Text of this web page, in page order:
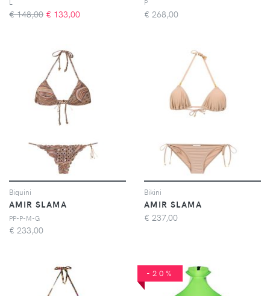
L
€ 148,00 € 133,00
P
€ 268,00
Biquini
AMIR SLAMA
PP-P-M-G
€ 233,00
Bikini
AMIR SLAMA
€ 237,00
-20%